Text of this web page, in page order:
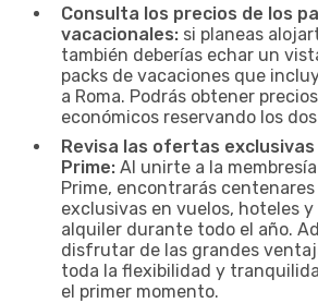
Consulta los precios de los
vacacionales: si planeas
también deberías echar un
packs de vacaciones que
a Roma. Podrás obtener
económicos reservando los
Revisa las ofertas exclusivas
Prime: Al unirte a la
Prime, encontrarás
exclusivas en vuelos, hoteles
alquiler durante todo el año.
disfrutar de las grandes
toda la flexibilidad y
el primer momento.